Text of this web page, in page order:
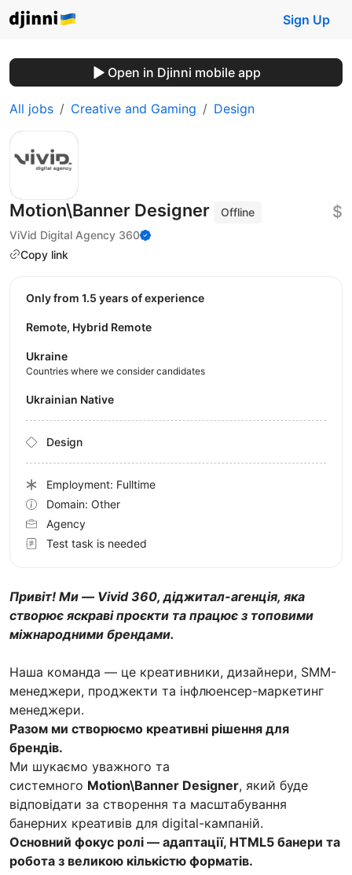
Sign Up
Open in Djinni mobile app
All jobs Creative and Gaming Design
Motion\Banner Designer
Offline
ViVid Digital Agency 360
Copy link
$
Привіт! Ми — Vivid 360, діджитал-агенція, яка
створює яскраві проєкти та працює з топовими
міжнародними брендами.
Наша команда — це креативники, дизайнери, SMM-
менеджери, проджекти та інфлюенсер-маркетинг
менеджери.
Разом ми створюємо креативні рішення для
брендів.
Ми шукаємо уважного та
системного Motion\Banner Designer, який буде
відповідати за створення та масштабування
банерних креативів для digital-кампаній.
Основний фокус ролі — адаптації, HTML5 банери та
робота з великою кількістю форматів.
Only from 1.5 years of experience
Remote, Hybrid Remote
Ukraine
Countries where we consider candidates
Ukrainian Native
Design
Employment: Fulltime
Domain: Other
Agency
Test task is needed